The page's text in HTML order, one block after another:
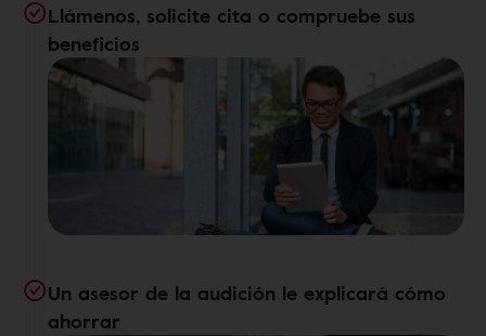
Llámenos, solicite cita o compruebe sus
beneficios
Un asesor de la audición le explicará cómo
ahorrar